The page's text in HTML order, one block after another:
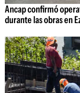
Ancap confirmó
durante las obras en